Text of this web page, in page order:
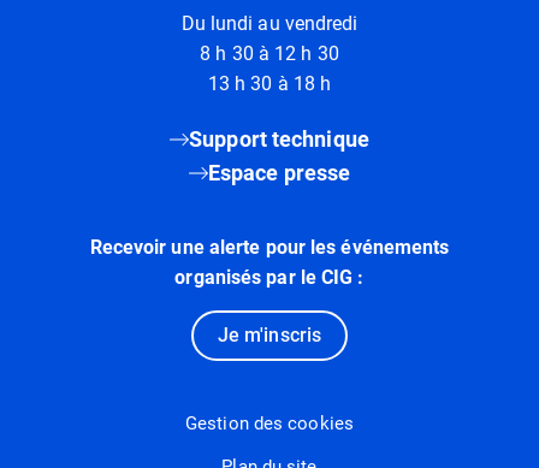
Du lundi au vendredi
8 h 30 à 12 h 30
13 h 30 à 18 h
Support technique
Espace presse
Recevoir une alerte pour les événements
organisés par le CIG :
Je m'inscris
Gestion des cookies